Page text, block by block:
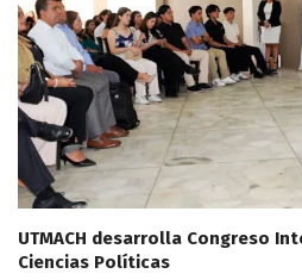
UTMACH desarrolla Congreso
Ciencias Políticas